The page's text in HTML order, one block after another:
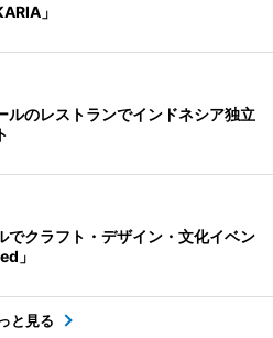
」
ルのレストランでインドネシア独立
でクラフト・デザイン・文化イベン
」
と見る